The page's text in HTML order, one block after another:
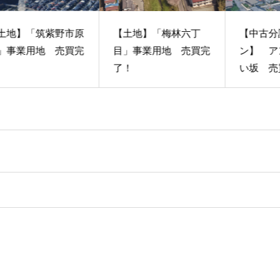
【土地】「梅林六丁
目」事業用地 売買完
【中古分譲マンショ
ン】 アンピールやよ
了！